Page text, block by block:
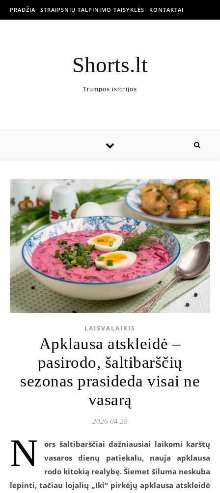
PRADŽIA STRAIPSNIŲ TALPINIMO TAISYKLĖS KONTAKTAI
Shorts.lt
Trumpos istorijos
LAISVALAIKIS
Apklausa atskleidė –
pasirodo, šaltibarščių
sezonas prasideda visai ne
vasarą
2026 04 28
N
ors šaltibarščiai dažniausiai laikomi karštų
vasaros dienų patiekalu, nauja apklausa
rodo kitokią realybę. Šiemet šiluma neskuba
lepinti, tačiau lojalių „Iki“ pirkėjų apklausa atskleidė